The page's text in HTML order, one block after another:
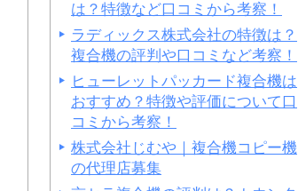
は？特徴など口コミから考察！
ラディックス株式会社の特徴は？
複合機の評判や口コミなど考察！
ヒューレットパッカード複合機は
おすすめ？特徴や評価について口
コミから考察！
株式会社じむや｜複合機コピー機
の代理店募集